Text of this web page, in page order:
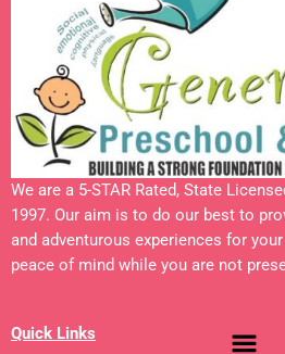
We are a 5-STAR Rated, State
1997. Our aim is to do our best to
and adventurous experiences for
peace of mind while you are not
Quick Links